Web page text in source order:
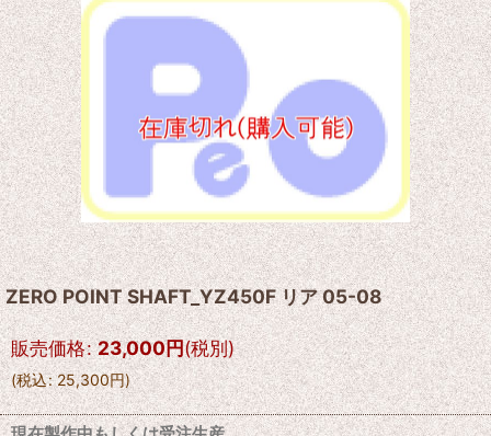
ZERO POINT SHAFT_YZ450F リア 05-08
販売価格: 23,000円(税別)
(税込: 25,300円)